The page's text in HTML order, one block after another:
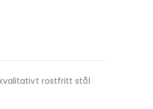
rostfritt stål